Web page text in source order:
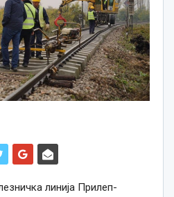
линија Прилеп-